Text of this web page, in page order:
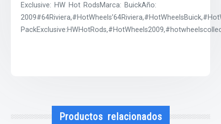
Exclusive: HW Hot RodsMarca: BuickAño:
Productos relacionados